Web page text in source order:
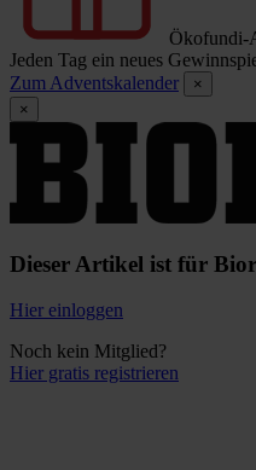
Ökofundi-
Jeden Tag ein neues
Zum Adventskalender
×
×
Dieser Artikel ist für
Hier einloggen
Noch kein Mitglied?
Hier gratis registrieren